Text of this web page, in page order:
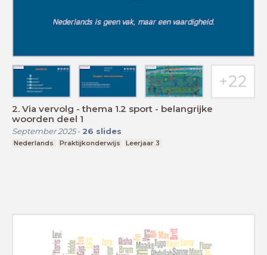
2. Via vervolg - thema 1.2 sport - belangrijke
woorden deel 1
September 2025- 26 slides
Nederlands Praktijkonderwijs Leerjaar 3